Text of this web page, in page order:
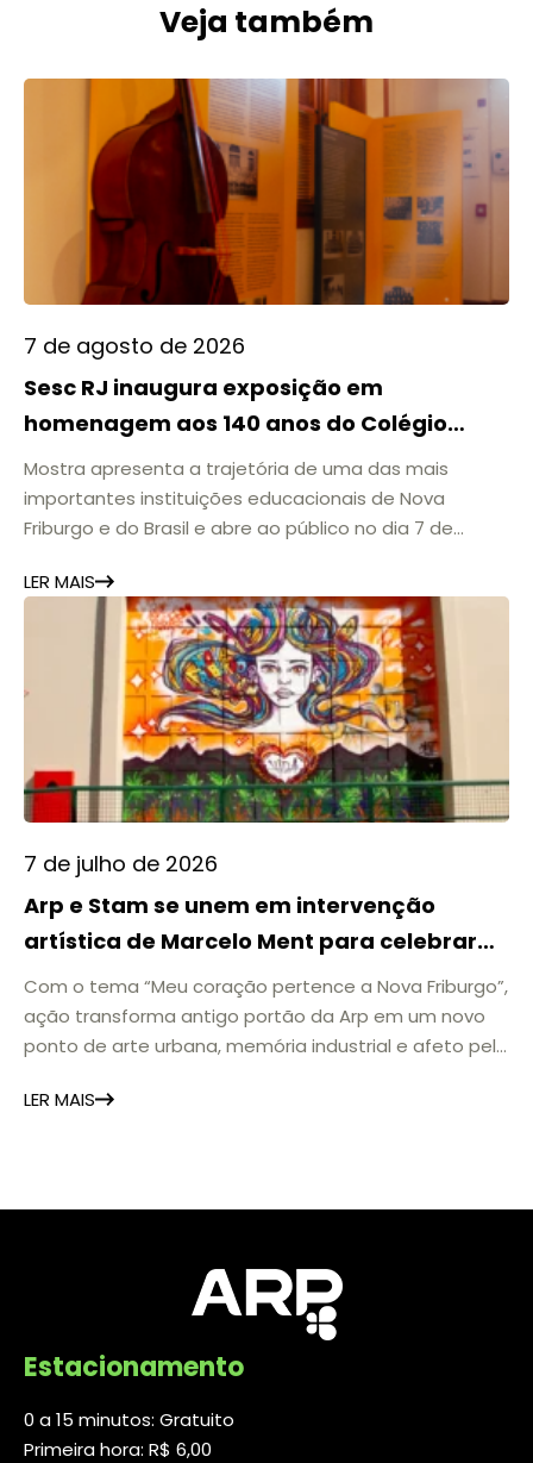
Veja também
7 de agosto de 2026
Sesc RJ inaugura exposição em
homenagem aos 140 anos do Colégio
Anchieta no Casarão Julius Arp
Mostra apresenta a trajetória de uma das mais
importantes instituições educacionais de Nova
Friburgo e do Brasil e abre ao público no dia 7 de
exposição "Colégio Anchieta 140 anos: Celebrar o
Passado para Seguir Formando o Futuro", em
LER MAIS
7 de julho de 2026
Arp e Stam se unem em intervenção
artística de Marcelo Ment para celebrar
Nova Friburgo
Com o tema “Meu coração pertence a Nova Friburgo”,
ação transforma antigo portão da Arp em um novo
ponto de arte urbana, memória industrial e afeto pela
cidade. A Arp e a Stam, duas marcas profundamente
LER MAIS
Estacionamento
0 a 15 minutos: Gratuito
Primeira hora: R$ 6,00